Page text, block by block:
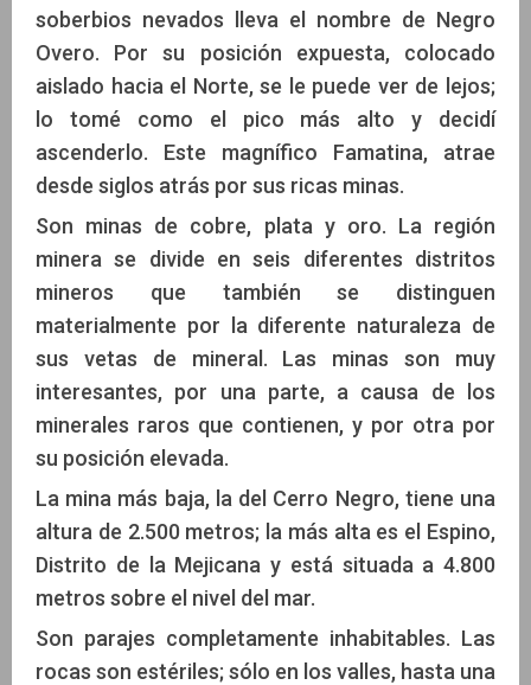
soberbios nevados lleva el nombre de Negro
Overo. Por su posición expuesta, colocado
aislado hacia el Norte, se le puede ver de lejos;
lo tomé como el pico más alto y decidí
ascenderlo. Este magnífico Famatina, atrae
desde siglos atrás por sus ricas minas.
Son minas de cobre, plata y oro. La región
minera se divide en seis diferentes distritos
mineros que también se distinguen
materialmente por la diferente naturaleza de
sus vetas de mineral. Las minas son muy
interesantes, por una parte, a causa de los
minerales raros que contienen, y por otra por
su posición elevada.
La mina más baja, la del Cerro Negro, tiene una
altura de 2.500 metros; la más alta es el Espino,
Distrito de la Mejicana y está situada a 4.800
metros sobre el nivel del mar.
Son parajes completamente inhabitables. Las
rocas son estériles; sólo en los valles, hasta una